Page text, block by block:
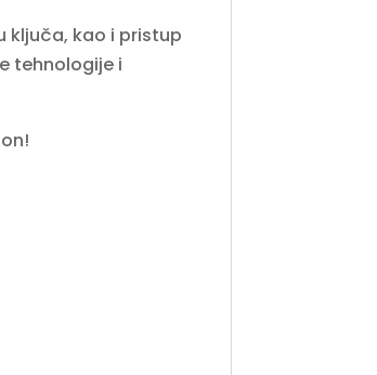
ključa, kao i pristup
tehnologije i